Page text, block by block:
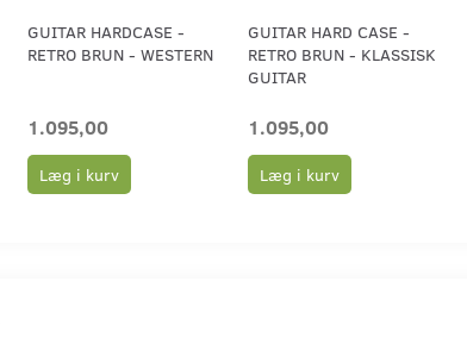
GUITAR HARDCASE -
RETRO BRUN - WESTERN
1.095,00
Læg i kurv
GUITAR HARD CASE -
RETRO BRUN - KLASSISK
GUITAR
1.095,00
Læg i kurv